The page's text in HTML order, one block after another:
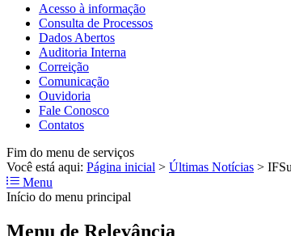
Acesso à informação
Consulta de Processos
Dados Abertos
Auditoria Interna
Correição
Comunicação
Ouvidoria
Fale Conosco
Contatos
Fim do menu de serviços
Você está aqui: Página inicial > Últimas Notícias >
Menu
Início do menu principal
Menu de Relevância